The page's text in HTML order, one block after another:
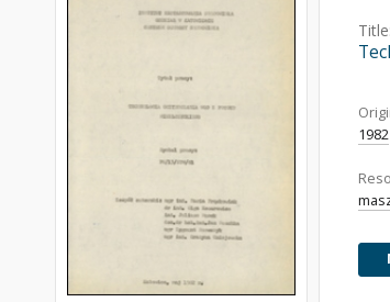
Title:
1982